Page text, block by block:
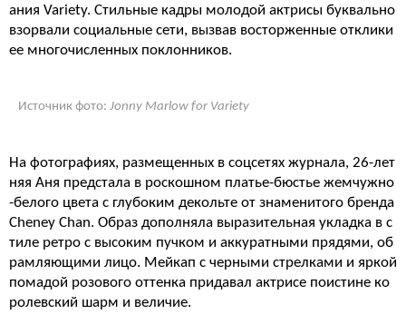
ания Variety. Стильные кадры молодой актрисы буквально
взорвали социальные сети, вызвав восторженные отклики
ее многочисленных поклонников.
Источник фото: Jonny Marlow for Variety
На фотографиях, размещенных в соцсетях журнала, 26-лет
няя Аня предстала в роскошном платье-бюстье жемчужно
-белого цвета с глубоким декольте от знаменитого бренда
Cheney Chan. Образ дополняла выразительная укладка в с
тиле ретро с высоким пучком и аккуратными прядями, об
рамляющими лицо. Мейкап с черными стрелками и яркой
помадой розового оттенка придавал актрисе поистине ко
ролевский шарм и величие.